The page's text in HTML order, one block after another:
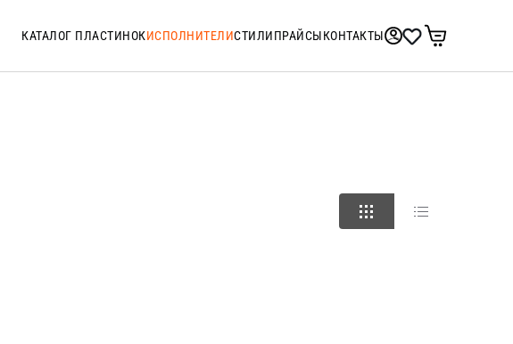
КАТАЛОГ ПЛАСТИНОКИСПОЛНИТЕЛИСТИЛИПРАЙСЫКОНТАКТЫ